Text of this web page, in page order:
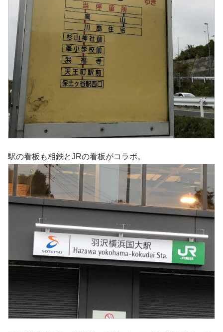
駅の看板も相鉄とJRの看板がコラボ。